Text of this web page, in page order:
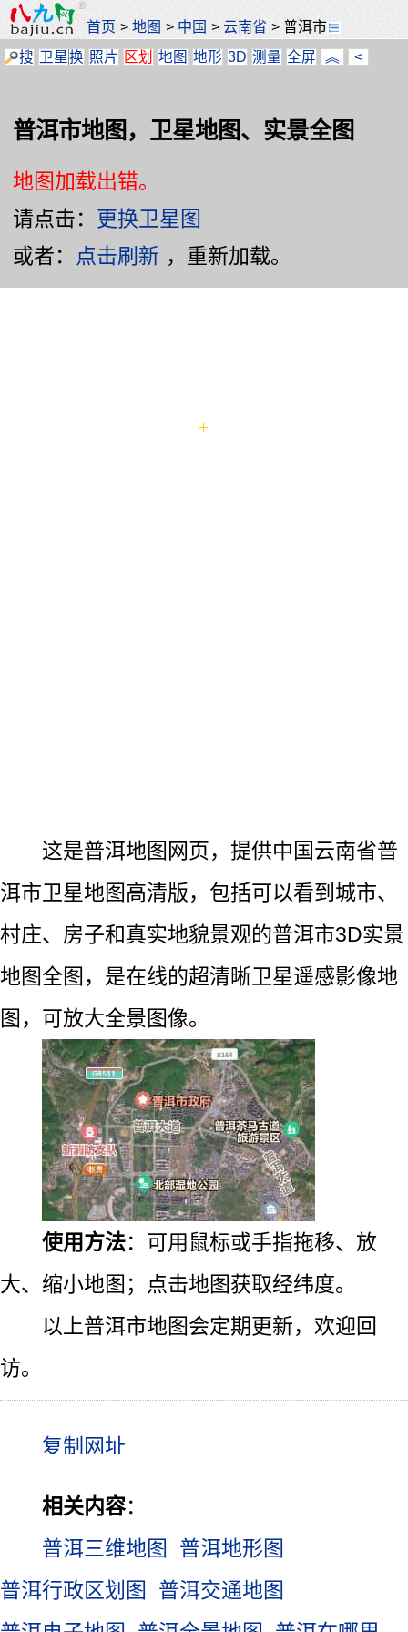
首页 >地图 > 中国 >云南省 >普洱市
搜 卫星换 照片 区划 地图 地形 3D 测量 全屏 ︽ <
普洱市地图，卫星地图、实景全图
地图加载出错。
请点击： 更换卫星图
或者：
点击刷新 ，重新加载。
这是普洱地图网页，提供中国云南省普
洱市卫星地图高清版，包括可以看到城市、
村庄、房子和真实地貌景观的普洱市3D实景
地图全图，是在线的超清晰卫星遥感影像地
图，可放大全景图像。
使用方法：可用鼠标或手指拖移、放
大、缩小地图；点击地图获取经纬度。
以上普洱市地图会定期更新，欢迎回
访。
相关内容：
普洱三维地图
普洱地形图
普洱行政区划图
普洱交通地图